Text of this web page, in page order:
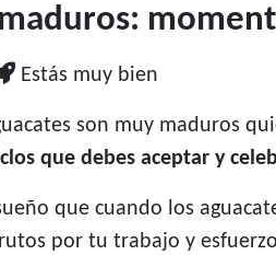
Estás muy bien
son muy maduros
que debes aceptar y
que cuando los
por tu trabajo y